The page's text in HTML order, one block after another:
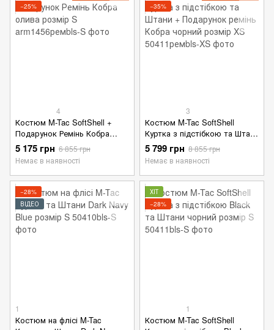
−25%
4
Костюм M-Tac SoftShell +
Подарунок Ремінь Кобра
олива розмір S
5 175 грн 6 855 грн
Немає в наявності
−35%
3
Костюм M-Tac SoftShell
Куртка з підстібкою та Штани
+ Подарунок ремінь Кобра
чорний розмір XS
5 799 грн 8 855 грн
Немає в наявності
−28%
ВІДЕО
1
Костюм на флісі M-Tac
ХІТ
−28%
1
Костюм M-Tac SoftShell